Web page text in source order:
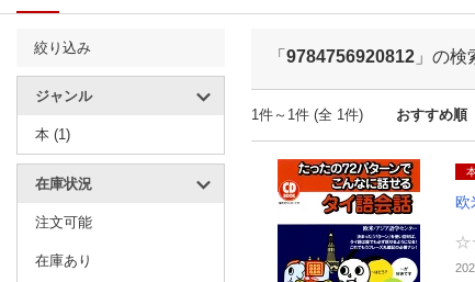
絞り込み
ジャンル
本 (1)
在庫状況
注文可能
在庫あり
「 9784756920812 」の検
1件～1件 (全 1件) おすすめ順
欧